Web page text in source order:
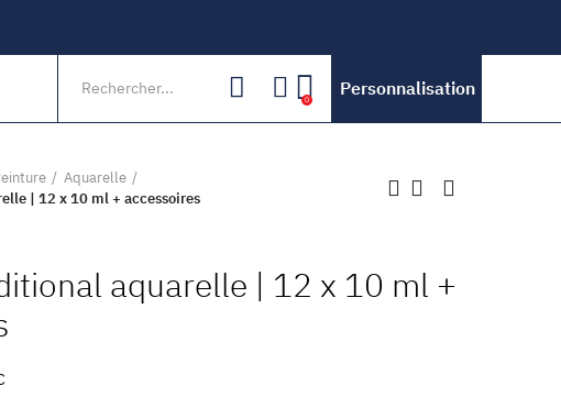
0
Personnalisation
Aquarelle
| 12 x 10 ml + accessoires
aquarelle | 12 x 10 ml +